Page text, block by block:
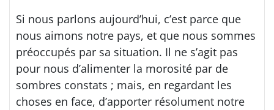
Si nous parlons aujourd’hui, c’est parce que
nous aimons notre pays, et que nous sommes
préoccupés par sa situation. Il ne s’agit pas
pour nous d’alimenter la morosité par de
sombres constats ; mais, en regardant les
choses en face, d’apporter résolument notre